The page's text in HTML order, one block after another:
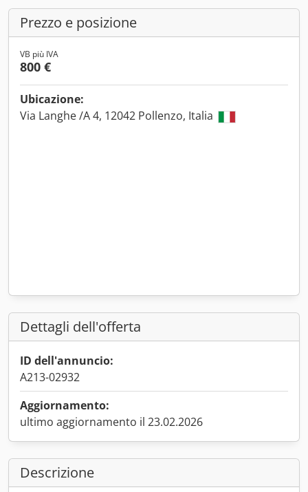
Prezzo e posizione
VB più IVA
800 €
Ubicazione:
Via Langhe /A 4, 12042 Pollenzo, Italia
Dettagli dell'offerta
ID dell'annuncio:
A213-02932
Aggiornamento:
ultimo aggiornamento il 23.02.2026
Descrizione